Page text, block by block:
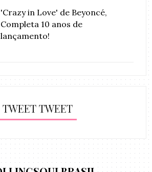
'Crazy in Love' de Beyoncé,
Completa 10 anos de
lançamento!
TWEET TWEET